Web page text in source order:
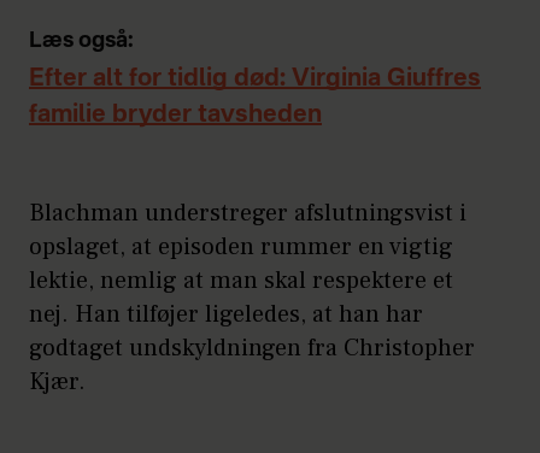
Læs også:
Efter alt for tidlig død: Virginia Giuffres
familie bryder tavsheden
Blachman understreger afslutningsvist i
opslaget, at episoden rummer en vigtig
lektie, nemlig at man skal respektere et
nej. Han tilføjer ligeledes, at han har
godtaget undskyldningen fra Christopher
Kjær.